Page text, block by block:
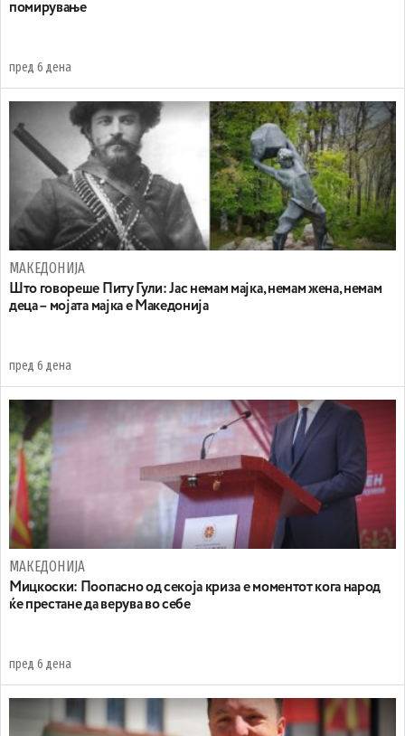
помирување
пред 6 дена
МАКЕДОНИЈА
Што говореше Питу Гули: Јас немам мајка, немам жена, немам
деца – мојата мајка е Македонија
пред 6 дена
МАКЕДОНИЈА
Мицкоски: Поопасно од секоја криза е моментот кога народ
ќе престане да верува во себе
пред 6 дена